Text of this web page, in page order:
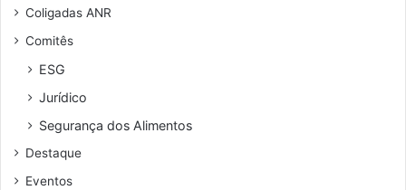
Coligadas ANR
Comitês
ESG
Jurídico
Segurança dos Alimentos
Destaque
Eventos